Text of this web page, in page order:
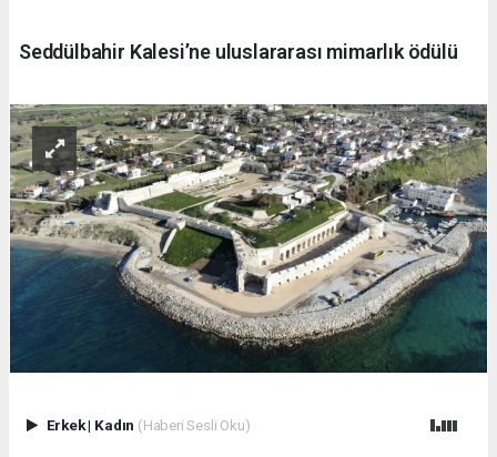
Seddülbahir Kalesi’ne uluslararası mimarlık ödülü
Erkek| Kadın (Haberi Sesli Oku)